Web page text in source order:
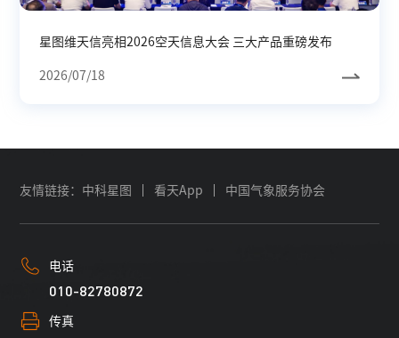
星图维天信亮相2026空天信息大会 三大产品重磅发布
2026/07/18
友情链接： 中科星图 看天App 中国气象服务协会
电话
010-82780872
传真